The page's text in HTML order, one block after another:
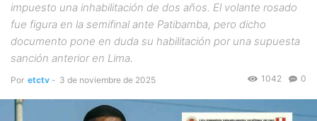
impuesto una inhabilitación de dos años. El volante rosado
fue figura en la semifinal ante Patibamba, pero dicho
documento pone en duda su habilitación por una supuesta
sanción anterior en Lima.
Por etctv - 3 de noviembre de 2025 0
1042